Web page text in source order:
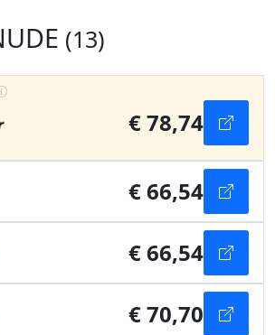
(13)
€ 78,74
€ 66,54
€ 66,54
€ 70,70